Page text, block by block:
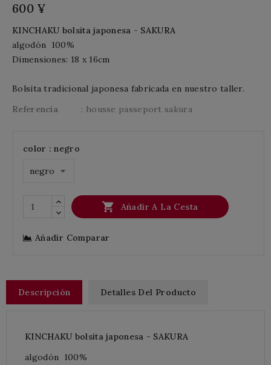
600 ¥
KINCHAKU bolsita japonesa - SAKURA
algodón 100%
Dimensiones: 18 x 16cm
Bolsita tradicional japonesa fabricada en nuestro taller.
Referencia
: housse passeport sakura
color : negro
 Añadir A La Cesta
Añadir Comparar
Descripción Detalles Del Producto
KINCHAKU bolsita japonesa - SAKURA
algodón 100%